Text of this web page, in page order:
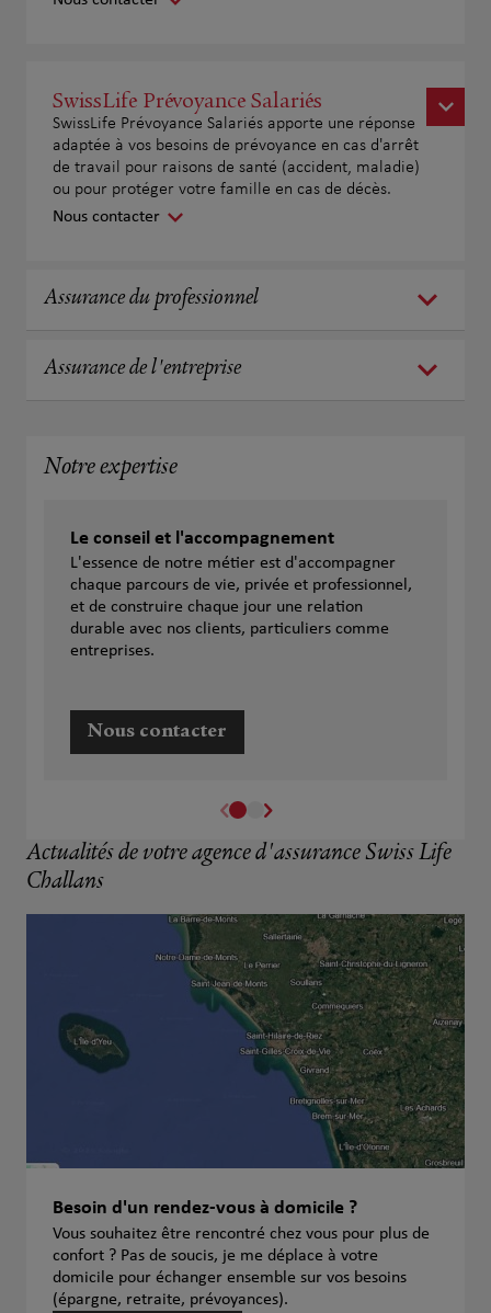
SwissLife Prévoyance Salariés
SwissLife Prévoyance Salariés apporte une réponse
adaptée à vos besoins de prévoyance en cas d'arrêt
de travail pour raisons de santé (accident, maladie)
ou pour protéger votre famille en cas de décès.
Nous contacter
Assurance du professionnel
Assurance de l'entreprise
Notre expertise
Le conseil et l'accompagnement
L'essence de notre métier est d'accompagner
chaque parcours de vie, privée et professionnel,
et de construire chaque jour une relation
durable avec nos clients, particuliers comme
entreprises.
Nous contacter
Actualités de votre agence d'assurance Swiss Life
Challans
Besoin d'un rendez-vous à domicile ?
Vous souhaitez être rencontré chez vous pour plus de
confort ? Pas de soucis, je me déplace à votre
domicile pour échanger ensemble sur vos besoins
(épargne, retraite, prévoyances).